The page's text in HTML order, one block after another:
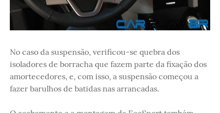
No caso da suspensão, verificou-se quebra dos
isoladores de borracha que fazem parte da fixação dos
amortecedores, e, com isso, a suspensão começou a
fazer barulhos de batidas nas arrancadas.